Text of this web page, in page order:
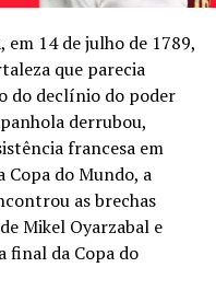
O atacante de 19
desde
em 1994.
foi naquela
a
– apesar de atuação
se tornou,
história a vencer
Pelé, na Suécia, em
em 14 de julho de 1789,
que parecia
do declínio do poder
derrubou,
francesa em
Copa do Mundo, a
as brechas
Mikel Oyarzabal e
final da Copa do